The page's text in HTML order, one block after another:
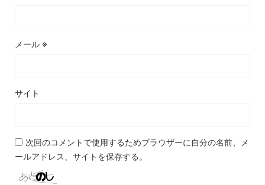
メール ※
サイト
次回のコメントで使用するためブラウザーに自分の名前、メ
ールアドレス、サイトを保存する。